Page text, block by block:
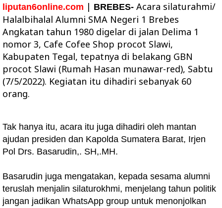
liputan6online.com | BREBES- Acara silaturahmi/
Halalbihalal Alumni SMA Negeri 1 Brebes
Angkatan tahun 1980 digelar di jalan Delima 1
nomor 3, Cafe Cofee Shop procot Slawi,
Kabupaten Tegal, tepatnya di belakang GBN
procot Slawi (Rumah Hasan munawar-red), Sabtu
(7/5/2022). Kegiatan itu dihadiri sebanyak 60
orang.
Tak hanya itu, acara itu juga dihadiri oleh mantan
ajudan presiden dan Kapolda Sumatera Barat, Irjen
Pol Drs. Basarudin,. SH,.MH.
Basarudin juga mengatakan, kepada sesama alumni
teruslah menjalin silaturokhmi, menjelang tahun politik
jangan jadikan WhatsApp group untuk menonjolkan